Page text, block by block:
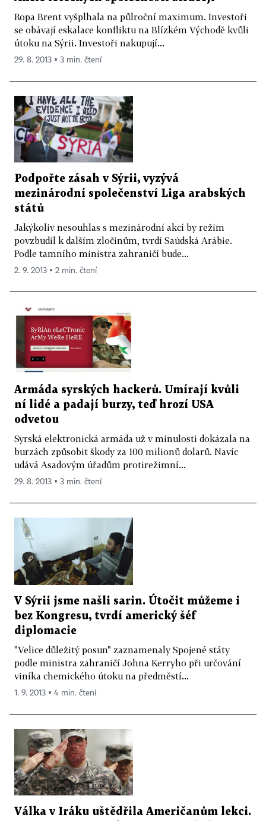
Ropa Brent vyšplhala na půlroční maximum. Investoři
se obávají eskalace konfliktu na Blízkém Východě kvůli
útoku na Sýrii. Investoři nakupují...
29. 8. 2013 ▪ 3 min. čtení
Podpořte zásah v Sýrii, vyzývá
mezinárodní společenství Liga arabských
států
Jakýkoliv nesouhlas s mezinárodní akcí by režim
povzbudil k dalším zločinům, tvrdí Saúdská Arábie.
Podle tamního ministra zahraničí bude...
2. 9. 2013 ▪ 2 min. čtení
Armáda syrských hackerů. Umírají kvůli
ní lidé a padají burzy, teď hrozí USA
odvetou
Syrská elektronická armáda už v minulosti dokázala na
burzách způsobit škody za 100 milionů dolarů. Navíc
udává Asadovým úřadům protirežimní...
29. 8. 2013 ▪ 3 min. čtení
V Sýrii jsme našli sarin. Útočit můžeme i
bez Kongresu, tvrdí americký šéf
diplomacie
"Velice důležitý posun" zaznamenaly Spojené státy
podle ministra zahraničí Johna Kerryho při určování
viníka chemického útoku na předměstí...
1. 9. 2013 ▪ 4 min. čtení
Válka v Iráku uštědřila Američanům lekci.